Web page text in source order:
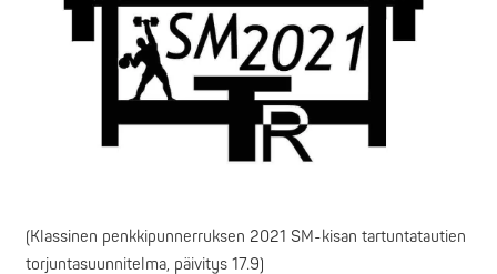
(Klassinen penkkipunnerruksen 2021 SM-kisan tartuntatautien
torjuntasuunnitelma, päivitys 17.9)